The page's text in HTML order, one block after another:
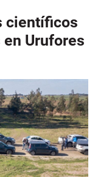
científicos
Urufores